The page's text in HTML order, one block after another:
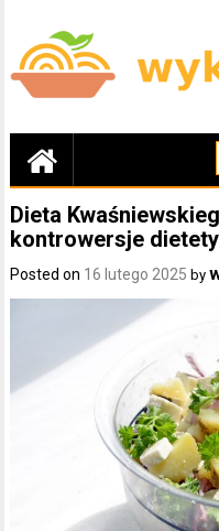
content
Dieta
kontrowersje
Posted on 16 lutego 2025 by